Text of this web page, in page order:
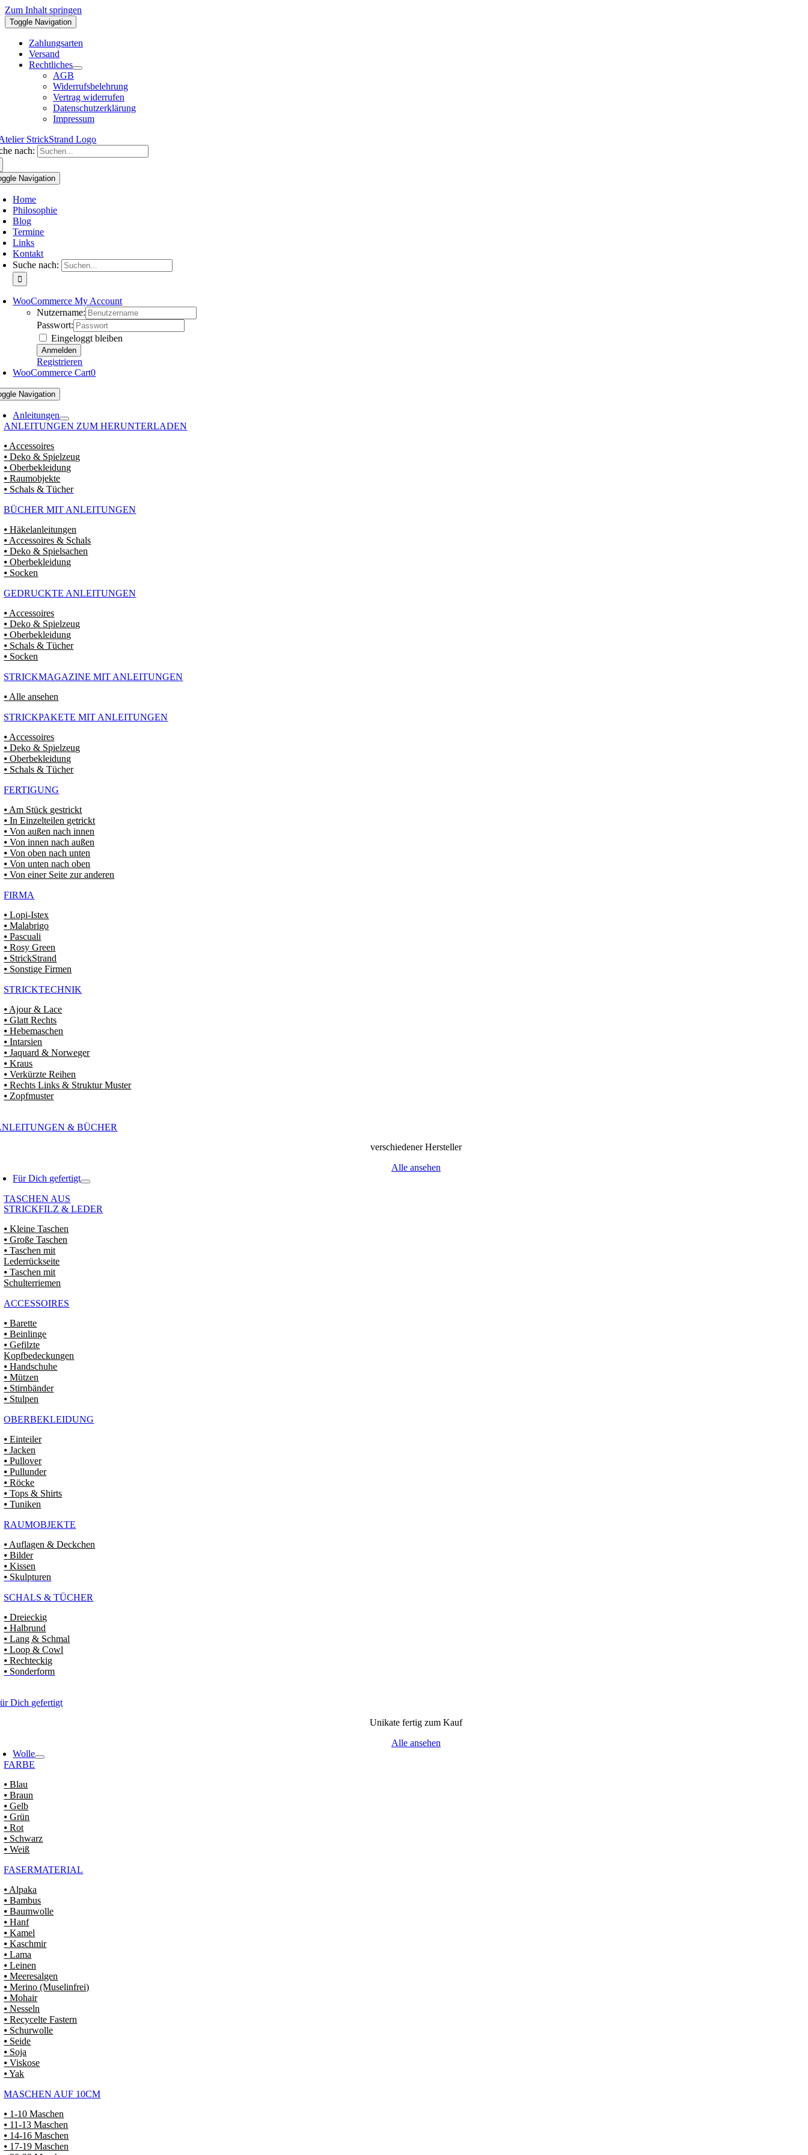
Zum Inhalt springen
Toggle Navigation
Zahlungsarten
Versand
Rechtliches
AGB
Widerrufsbelehrung
Vertrag widerrufen
Datenschutzerklärung
Impressum
nach:
Navigation
Home
Philosophie
Blog
Termine
Links
Kontakt
Suche nach:
WooCommerce My Account
Nutzername:
Passwort:
Eingeloggt bleiben
Registrieren
WooCommerce Cart0
Navigation
Anleitungen
ANLEITUNGEN ZUM HERUNTERLADEN
⦁ Accessoires
⦁ Deko & Spielzeug
⦁ Oberbekleidung
⦁ Raumobjekte
⦁ Schals & Tücher
BÜCHER MIT ANLEITUNGEN
⦁ Häkelanleitungen
⦁ Accessoires & Schals
⦁ Deko & Spielsachen
⦁ Oberbekleidung
⦁ Socken
GEDRUCKTE ANLEITUNGEN
⦁ Accessoires
⦁ Deko & Spielzeug
⦁ Oberbekleidung
⦁ Schals & Tücher
⦁ Socken
STRICKMAGAZINE MIT ANLEITUNGEN
⦁ Alle ansehen
STRICKPAKETE MIT ANLEITUNGEN
⦁ Accessoires
⦁ Deko & Spielzeug
⦁ Oberbekleidung
⦁ Schals & Tücher
FERTIGUNG
⦁ Am Stück gestrickt
⦁ In Einzelteilen getrickt
⦁ Von außen nach innen
⦁ Von innen nach außen
⦁ Von oben nach unten
⦁ Von unten nach oben
⦁ Von einer Seite zur anderen
FIRMA
⦁ Lopi-Istex
⦁ Malabrigo
⦁ Pascuali
⦁ Rosy Green
⦁ StrickStrand
⦁ Sonstige Firmen
STRICKTECHNIK
⦁ Ajour & Lace
⦁ Glatt Rechts
⦁ Hebemaschen
⦁ Intarsien
⦁ Jaquard & Norweger
⦁ Kraus
⦁ Verkürzte Reihen
⦁ Rechts Links & Struktur Muster
⦁ Zopfmuster
& BÜCHER
verschiedener Hersteller
Alle ansehen
Für Dich gefertigt
TASCHEN AUS
STRICKFILZ & LEDER
⦁ Kleine Taschen
⦁ Große Taschen
⦁ Taschen mit
Lederrückseite
⦁ Taschen mit
Schulterriemen
ACCESSOIRES
⦁ Barette
⦁ Beinlinge
⦁ Gefilzte
Kopfbedeckungen
⦁ Handschuhe
⦁ Mützen
⦁ Stirnbänder
⦁ Stulpen
OBERBEKLEIDUNG
⦁ Einteiler
⦁ Jacken
⦁ Pullover
⦁ Pullunder
⦁ Röcke
⦁ Tops & Shirts
⦁ Tuniken
RAUMOBJEKTE
⦁ Auflagen & Deckchen
⦁ Bilder
⦁ Kissen
⦁ Skulpturen
SCHALS & TÜCHER
⦁ Dreieckig
⦁ Halbrund
⦁ Lang & Schmal
⦁ Loop & Cowl
⦁ Rechteckig
⦁ Sonderform
Dich gefertigt
Unikate fertig zum Kauf
Alle ansehen
Wolle
FARBE
⦁ Blau
⦁ Braun
⦁ Gelb
⦁ Grün
⦁ Rot
⦁ Schwarz
⦁ Weiß
FASERMATERIAL
⦁ Alpaka
⦁ Bambus
⦁ Baumwolle
⦁ Hanf
⦁ Kamel
⦁ Kaschmir
⦁ Lama
⦁ Leinen
⦁ Meeresalgen
⦁ Merino (Muselinfrei)
⦁ Mohair
⦁ Nesseln
⦁ Recycelte Fastern
⦁ Schurwolle
⦁ Seide
⦁ Soja
⦁ Viskose
⦁ Yak
MASCHEN AUF 10CM
⦁ 1-10 Maschen
⦁ 11-13 Maschen
⦁ 14-16 Maschen
⦁ 17-19 Maschen